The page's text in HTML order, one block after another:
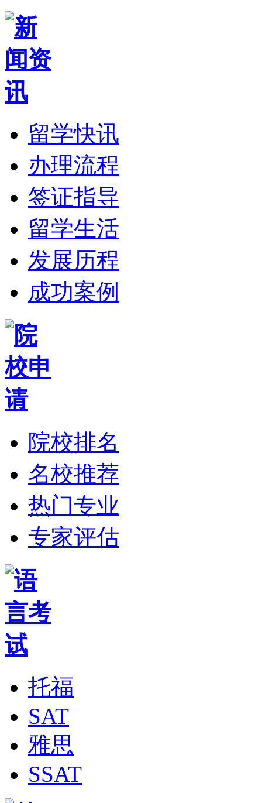
留学快讯
办理流程
签证指导
留学生活
发展历程
成功案例
院校排名
名校推荐
热门专业
专家评估
托福
SAT
雅思
SSAT